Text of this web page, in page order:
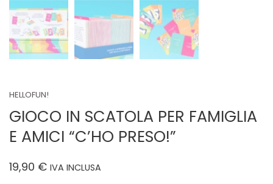
HELLOFUN!
GIOCO IN SCATOLA PER FAMIGLIA
E AMICI “C’HO PRESO!”
19,90 € IVA INCLUSA